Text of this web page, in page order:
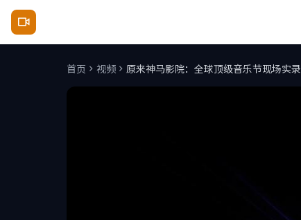
首页 视频 原来神马影院：全球顶级音乐节现场实录